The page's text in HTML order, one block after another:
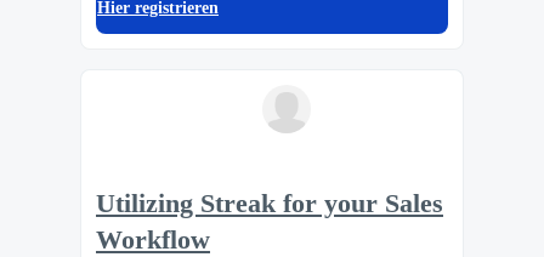
Hier registrieren
Utilizing Streak for your Sales
Workflow